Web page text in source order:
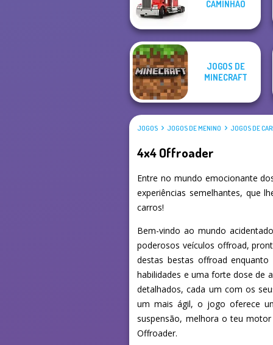
Christmas
Multiplayer
CAMINHÃO
JOGOS DE
MINECRAFT
JOGOS JOGOS DE MENINO JOGOS DE
4x4 Offroader
Entre no mundo emocionante
experiências semelhantes, que
carros!
Bem-vindo ao mundo
poderosos veículos offroad,
destas bestas offroad
habilidades e uma forte dose de
detalhados, cada um com os
um mais ágil, o jogo oferece
suspensão, melhora o teu
Offroader.